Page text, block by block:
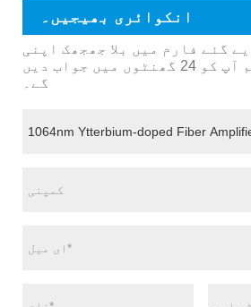
انکوائری بھیجیں۔
گئے فارم میں بلا جھجھک اپنی
انکوائری دیں۔ ہم آپ کو 24 گھنٹوں میں جواب دیں
گے۔